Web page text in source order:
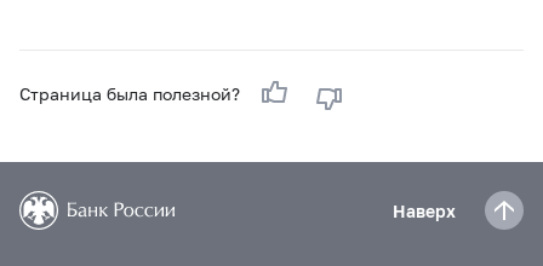
Страница была полезной?
Наверх